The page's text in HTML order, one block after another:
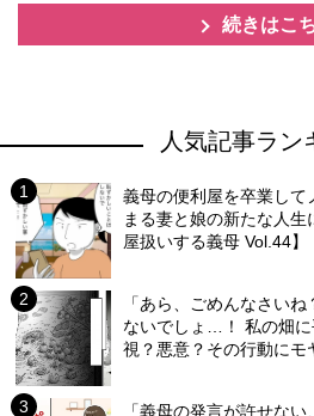
続きはこ
人気記事ラン
義母の便利屋を卒業し
まる妻と娘の新たな人生
屋扱いする義母 Vol.44】
「あら、ごめんなさい
ないでしょ…！ 私の畑
視？悪意？その行動にモ
「義母の発言が許せな